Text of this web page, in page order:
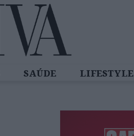
SAÚDE LIFESTYLE